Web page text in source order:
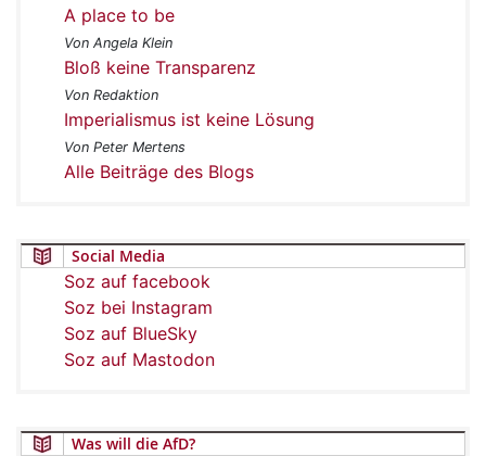
A place to be
Von Angela Klein
Bloß keine Transparenz
Von Redaktion
Imperialismus ist keine Lösung
Von Peter Mertens
Alle Beiträge des Blogs
Social Media
Soz auf facebook
Soz bei Instagram
Soz auf BlueSky
Soz auf Mastodon
Was will die AfD?